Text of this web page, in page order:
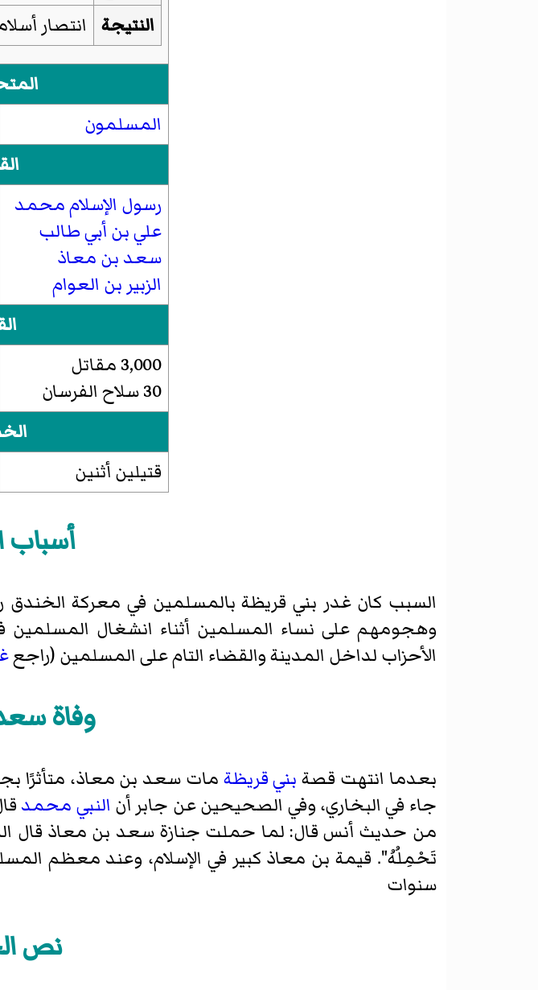
النتيجة
انتصار
المسلمون
رسول الإسلام محمد
علي بن أبي طالب
سعد بن معاذ
الزبير بن العوام
3,000 مقاتل
30 سلاح الفرسان
قتيلين أثنين
أسباب
السبب كان غدر بني قريظة بالمسلمين في معركة الخندق
وهجومهم على نساء المسلمين أثناء انشغال المسلمين
الأحزاب لداخل المدينة والقضاء التام على المسلمين (راجع
وفاة
بعدما انتهت قصة بني قريظة مات سعد بن معاذ، متأثرًا
جاء في البخاري، وفي الصحيحين عن جابر أن النبي محمد
من حديث أنس قال: لما حملت جنازة سعد بن معاذ قال
تَحْمِلُهُ". قيمة بن معاذ كبير في الإسلام، وعند معظم
سنوات
نص